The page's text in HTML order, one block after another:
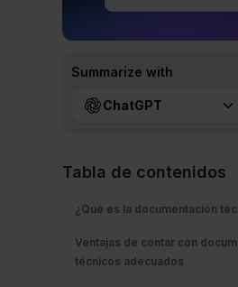
Summarize with
ChatGPT
Tabla de contenidos
¿Qué es la documentación
Ventajas de contar con
técnicos adecuados